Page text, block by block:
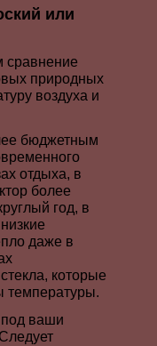
или
сравнение
природных
воздуха и
бюджетным
отдыха, в
более
год, в
даже в
которые
температуры.
под ваши